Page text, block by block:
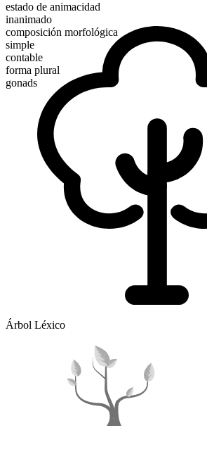
estado de animacidad
inanimado
composición morfológica
simple
contable
forma plural
gonads
Árbol Léxico